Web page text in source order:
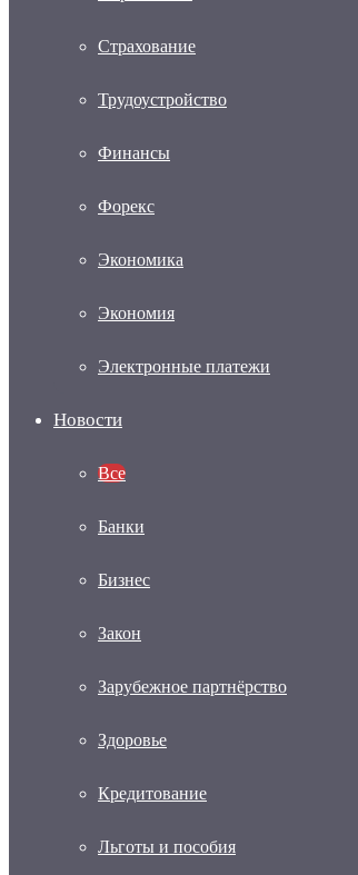
Страхование
Трудоустройство
Финансы
Форекс
Экономика
Экономия
Электронные платежи
Новости
Все
Банки
Бизнес
Закон
Зарубежное партнёрство
Здоровье
Кредитование
Льготы и пособия